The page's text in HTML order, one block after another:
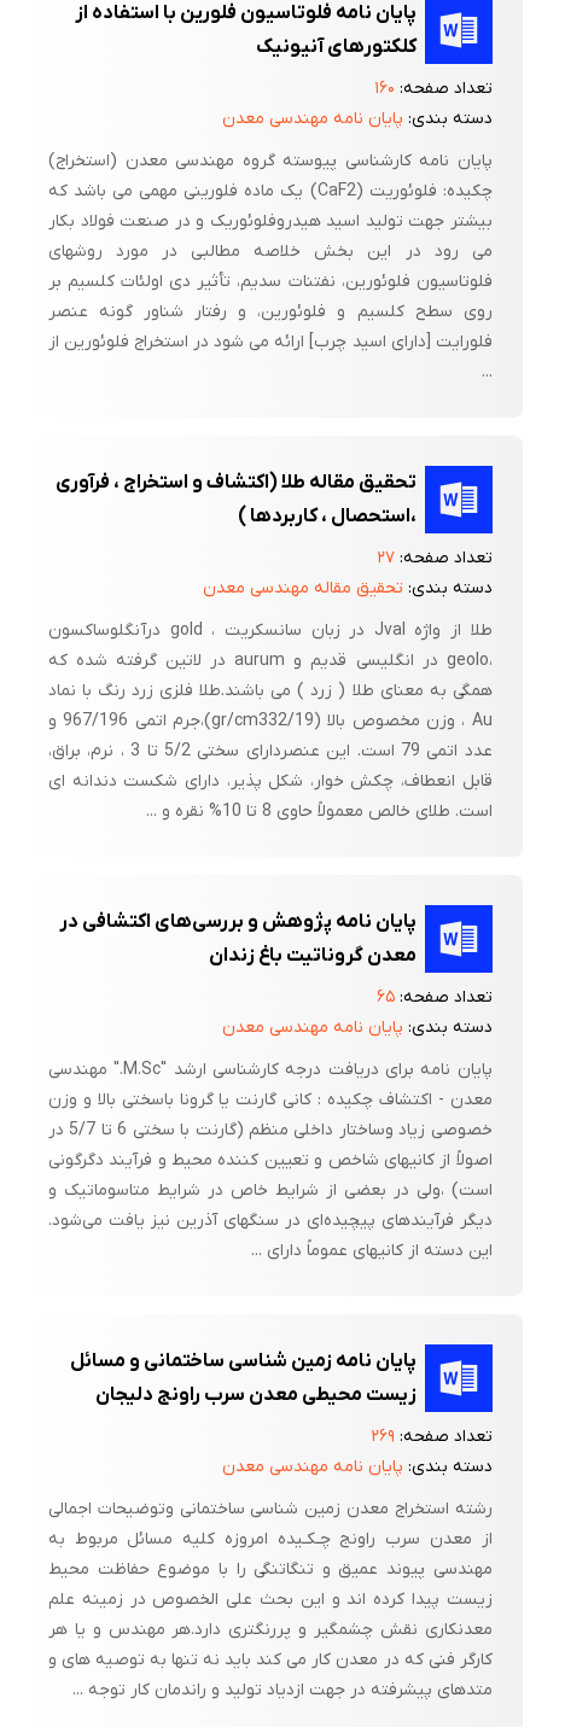
پایان نامه فلوتاسیون فلورین با استفاده از
کلکتورهای آنیونیک
تعداد صفحه: ۱۶۰
دسته بندی: پایان نامه مهندسی معدن
پایان نامه کارشناسی پیوسته گروه مهندسی معدن (استخراج)
چکیده: فلوئوریت (CaF2) یک ماده فلورینی مهمی می باشد که
بیشتر جهت تولید اسید هیدروفلوئوریک و در صنعت فولاد بکار
می رود در این بخش خلاصه مطالبی در مورد روشهای
فلوتاسیون فلوئورین، نفتنات سدیم، تأثیر دی اولئات کلسیم بر
روی سطح کلسیم و فلوئورین، و رفتار شناور گونه عنصر
فلورایت [دارای اسید چرب] ارائه می شود در استخراج فلوئورین از
...
تحقیق مقاله طلا (اکتشاف و استخراج ، فرآوری
،استحصال ، کاربردها )
تعداد صفحه:۲۷
دسته بندی: تحقیق مقاله مهندسی معدن
طلا از واژه Jval در زبان سانسکریت ، gold درآنگلوساکسون
،geolo در انگلیسی قدیم و aurum در لاتین گرفته شده که
همگی به معنای طلا ( زرد ) می باشند.طلا فلزی زرد رنگ با نماد
Au ، وزن مخصوص بالا (gr/cm332/19)،جرم اتمی 967/196 و
عدد اتمی 79 است. این عنصردارای سختی 5/2 تا 3 ، نرم، براق،‌
قابل انعطاف، چکش خوار، شکل پذیر، دارای شکست دندانه ای
است. طلای خالص معمولاً حاوی 8 تا 10% نقره و ...
پایان نامه پژوهش و بررسی‌های اکتشافی در
معدن گروناتیت باغ زندان
تعداد صفحه:۶۵
دسته بندی: پایان نامه مهندسی معدن
پایان نامه برای دریافت درجه کارشناسی ارشد "M.Sc." مهندسی
معدن - اکتشاف چکیده : کانی گارنت یا گرونا باسختی بالا و وزن
خصوصی زیاد وساختار داخلی منظم (گارنت با سختی 6 تا 5/7 در
اصولاً از کانیهای شاخص و تعیین کننده محیط و فرآیند دگرگونی
است) ،‌ولی در بعضی از شرایط خاص در شرایط متاسوماتیک و
دیگر فرآیندهای پیچیده‌ای در سنگهای آذرین نیز یافت می‌شود.
این دسته از کانیهای عموماً دارای ...
پایان نامه زمین شناسی ساختمانی و مسائل
زیست محیطی معدن سرب راونج دلیجان
تعداد صفحه:۲۶۹
دسته بندی: پایان نامه مهندسی معدن
رشته استخراج معدن زمین شناسی ساختمانی وتوضیحات اجمالی
از معدن سرب راونج چـکـیده امروزه کلیه مسائل مربوط به
مهندسی پیوند عمیق و تنگاتنگی را با موضوع حفاظت محیط
زیست پیدا کرده اند و این بحث علی الخصوص در زمینه علم
معدنکاری نقش چشمگیر و پررنگتری دارد.هر مهندس و یا هر
کارگر فنی که در معدن کار می کند باید نه تنها به توصیه های و
متدهای پیشرفته در جهت ازدیاد تولید و راندمان کار توجه ...